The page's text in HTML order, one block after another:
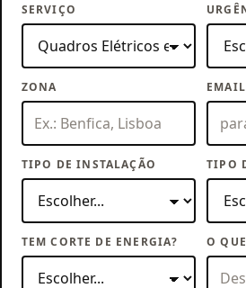
SERVIÇO
ZONA EMAIL
TIPO DE INSTALAÇÃO TIPO
TEM CORTE DE ENERGIA? O